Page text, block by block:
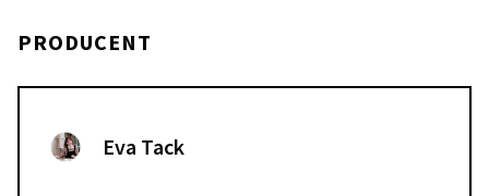
PRODUCENT
Eva Tack